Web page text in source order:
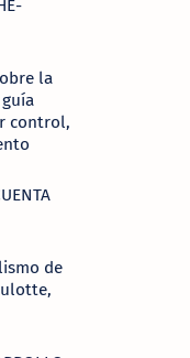
la
control,
de